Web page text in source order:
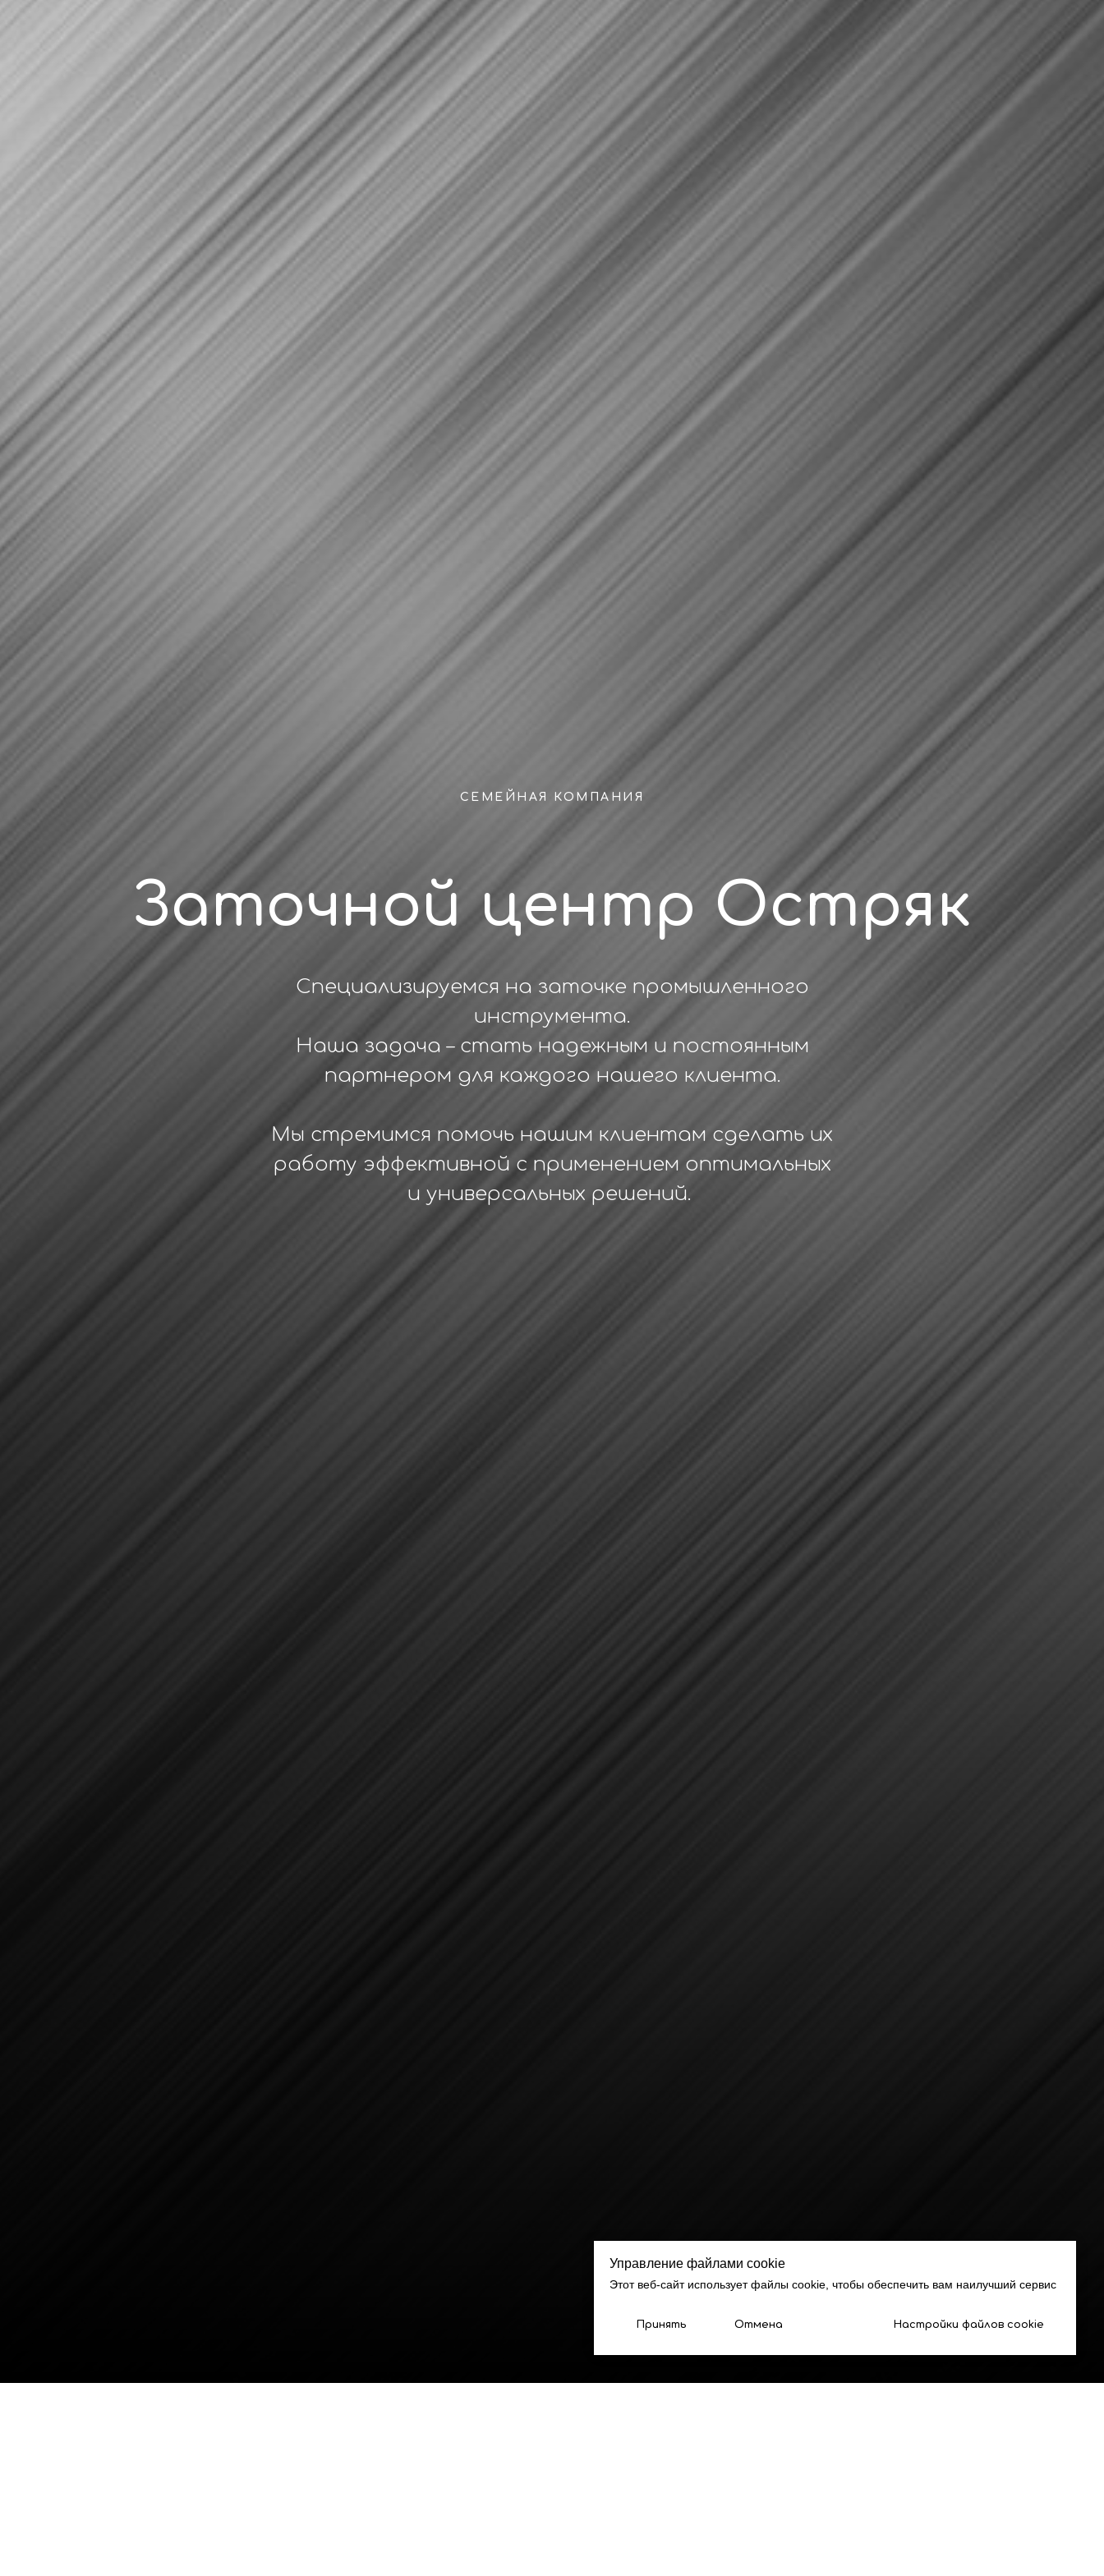
СЕМЕЙНАЯ КОМПАНИЯ
Заточной центр Остряк
Специализируемся на заточке промышленного
инструмента.
Наша задача – стать надежным и постоянным
партнером для каждого нашего клиента.
Мы стремимся помочь нашим клиентам сделать их
работу эффективной с применением оптимальных
и универсальных решений.
Управление файлами cookie
Этот веб-сайт использует файлы cookie, чтобы обеспечить вам наилучший сервис
Принять Отмена Настройки файлов cookie